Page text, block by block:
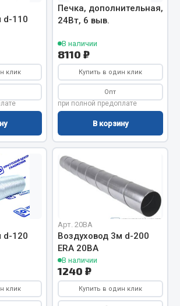
Показать ещё
элементы
d-110
клик
Печка, дополнительная,
24Вт, 6 выв.
В наличии
8110 ₽
Купить в один клик
Опт
при полной предоплате
В корзину
d-120
клик
Арт. 20ВА
Воздуховод 3м d-200
ERA 20ВА
В наличии
1240 ₽
Купить в один клик